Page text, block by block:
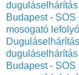
Budapest -
mosogató
Budapest -